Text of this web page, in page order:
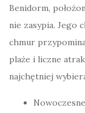
Benidorm,
nie zasypia. Jego
chmur
plaże i liczne
najchętniej